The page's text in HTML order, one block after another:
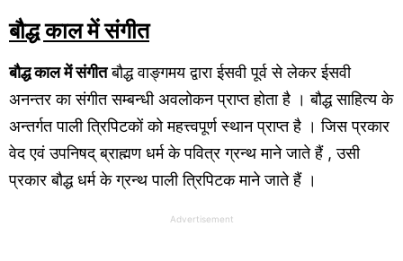
बौद्ध काल में संगीत
बौद्ध काल में संगीतबौद्ध वाङ्गमय द्वारा ईसवी पूर्व से लेकर ईसवी
अनन्तर का संगीत सम्बन्धी अवलोकन प्राप्त होता है । बौद्ध साहित्य के
अन्तर्गत पाली त्रिपिटकों को महत्त्वपूर्ण स्थान प्राप्त है । जिस प्रकार
वेद एवं उपनिषद् ब्राह्मण धर्म के पवित्र ग्रन्थ माने जाते हैं , उसी
प्रकार बौद्ध धर्म के ग्रन्थ पाली त्रिपिटक माने जाते हैं ।
Advertisement